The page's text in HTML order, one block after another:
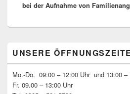
bei der Aufnahme von
Seitenleisten-
Widgetbereich
UNSERE
Mo.-Do. 09:00 – 12:00 Uhr und 13:00 –
Fr. 09.00 – 13:00 Uhr